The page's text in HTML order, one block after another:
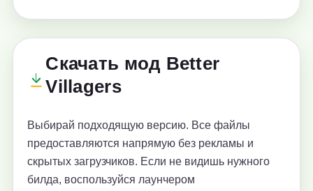
Скачать мод Better
Villagers
Выбирай подходящую версию. Все файлы
предоставляются напрямую без рекламы и
скрытых загрузчиков. Если не видишь нужного
билда, воспользуйся лаунчером